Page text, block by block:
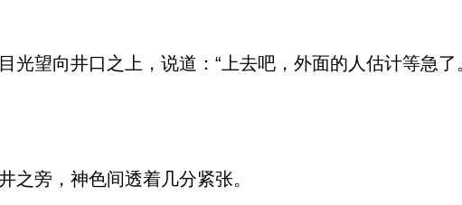
望向井口之上，说道：“上去吧，外面的人估计等急了
旁，神色间透着几分紧张。